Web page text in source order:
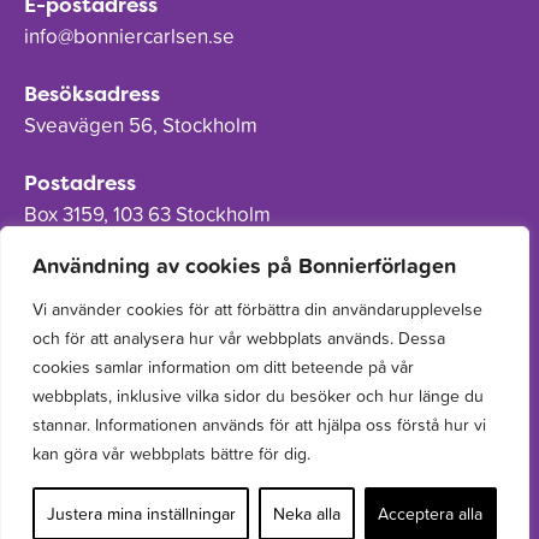
Användning av cookies på Bonnierförlagen
Vi använder cookies för att förbättra din användarupplevelse
och för att analysera hur vår webbplats används. Dessa
cookies samlar information om ditt beteende på vår
webbplats, inklusive vilka sidor du besöker och hur länge du
stannar. Informationen används för att hjälpa oss förstå hur vi
kan göra vår webbplats bättre för dig.
Justera mina inställningar Neka alla Acceptera alla
info@bonniercarlsen.se
Besöksadress
Sveavägen 56, Stockholm
Postadress
Box 3159, 103 63 Stockholm
Om Bonnierförlagen
Cookies
Integritetspolicy